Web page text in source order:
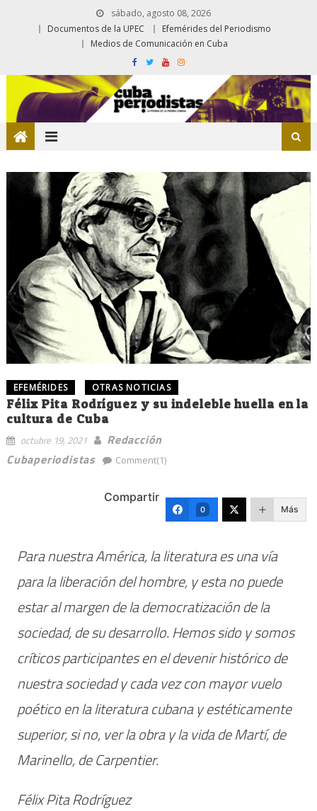
sábado, agosto 08, 2026
Documentos de la UPEC
Efemérides del Periodismo
Medios de Comunicación en Cuba
EFEMÉRIDES OTRAS NOTICIAS
Félix Pita Rodríguez y su indeleble huella en la
cultura de Cuba
octubre 19, 2021
Redacción
Cubaperiodistas
Comment(1)
Compartir
0 Más
Para nuestra América, la literatura es una vía
para la liberación del hombre, y esta no puede
estar al margen de la democratización de la
sociedad, de su desarrollo. Hemos sido y somos
críticos participantes en el devenir histórico de
nuestra sociedad y cada vez con mayor vuelo
poético en la literatura cubana y estéticamente
superior, si no, ver la obra y la vida de Martí, de
Marinello, de Carpentier.
Félix Pita Rodríguez